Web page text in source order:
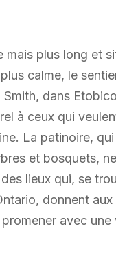
mais plus long et
calme, le
Smith, dans
à ceux qui
La patinoire,
et bosquets,
lieux qui, se
donnent aux
avec une